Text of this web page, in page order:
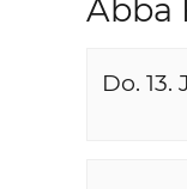
Abba
Do.